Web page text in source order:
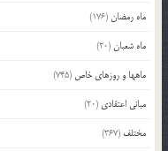
ماه رمضان(176)
ماه شعبان(20)
ماهها و روزهای خاص (745)
مبانی اعتقادی (20)
مختلف (367)